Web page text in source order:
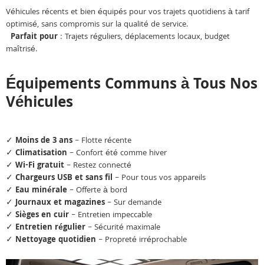
Véhicules récents et bien équipés pour vos trajets quotidiens à tarif
optimisé, sans compromis sur la qualité de service.
Parfait pour : Trajets réguliers, déplacements locaux, budget
maîtrisé.
Équipements Communs à Tous Nos
Véhicules
✓ Moins de 3 ans – Flotte récente
✓ Climatisation – Confort été comme hiver
✓ Wi-Fi gratuit – Restez connecté
✓ Chargeurs USB et sans fil – Pour tous vos appareils
✓ Eau minérale – Offerte à bord
✓Journaux et magazines – Sur demande
✓ Sièges en cuir – Entretien impeccable
✓ Entretien régulier – Sécurité maximale
✓ Nettoyage quotidien – Propreté irréprochable